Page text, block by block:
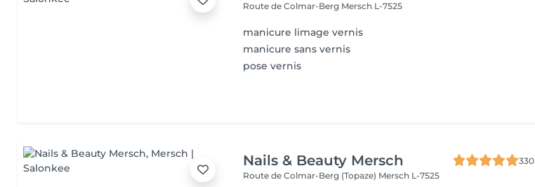
Route de Colmar-Berg Mersch L-7525
manicure limage vernis
manicure sans vernis
pose vernis
Nails & Beauty Mersch
330
Route de Colmar-Berg (Topaze) Mersch L-7525